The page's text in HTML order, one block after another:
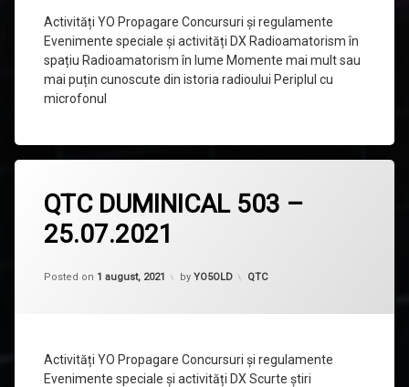
Activități YO Propagare Concursuri și regulamente
Evenimente speciale și activități DX Radioamatorism în
spațiu Radioamatorism în lume Momente mai mult sau
mai puțin cunoscute din istoria radioului Periplul cu
microfonul
QTC DUMINICAL 503 –
25.07.2021
Posted on 1 august, 2021
Updated on 1 august, 2021
by YO5OLD Categorii:
QTC
Activități YO Propagare Concursuri și regulamente
Evenimente speciale și activități DX Scurte știri
un
comentariu
la
QTC
503